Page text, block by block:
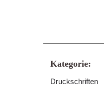
Kategorie:
Druckschriften